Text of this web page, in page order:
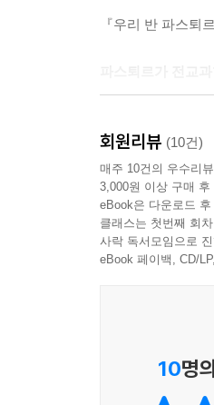
『우리 반 파스퇴
파스퇴르는 혹시
자신이 개발한 치
일 하나를 해야 한
파스퇴르의 눈엔
있게 해 주었고,
선거에서 승리하
회원리뷰 (10건)
매주 10건의 우수리
3,000원 이상 구매 후
eBook은 다운로드
클래스는 첫번째 회
사락 독서모임으로
eBook 페이백, CD/
10명